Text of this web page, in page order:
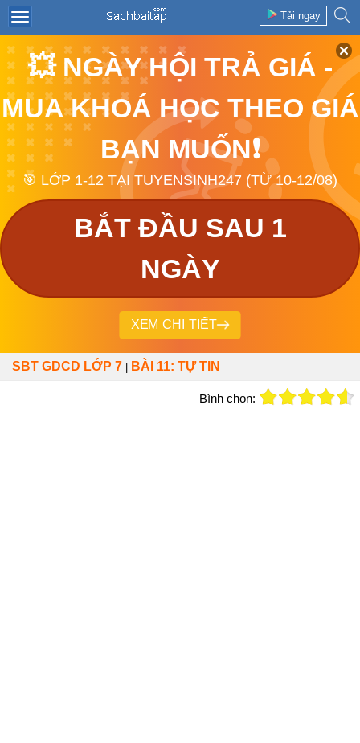
Tải ngay
💥 NGÀY HỘI TRẢ GIÁ -
MUA KHOÁ HỌC THEO GIÁ
BẠN MUỐN❗
🎯 LỚP 1-12 TẠI TUYENSINH247 (TỪ 10-12/08)
BẮT ĐẦU SAU 1
NGÀY
XEM CHI TIẾT
SBT GDCD LỚP 7 BÀI 11: TỰ TIN
Bình chọn: